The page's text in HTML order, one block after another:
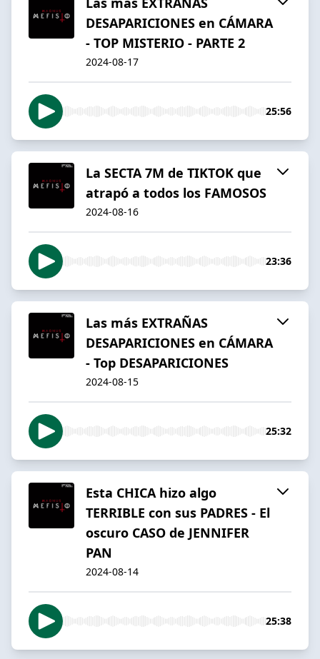
DESAPARICIONES en CÁMARA
- TOP MISTERIO - PARTE 2
2024-08-17
25:56
La SECTA 7M de TIKTOK que
atrapó a todos los FAMOSOS
2024-08-16
23:36
Las más EXTRAÑAS
DESAPARICIONES en CÁMARA
- Top DESAPARICIONES
2024-08-15
25:32
Esta CHICA hizo algo
TERRIBLE con sus PADRES - El
oscuro CASO de JENNIFER
PAN
2024-08-14
25:38